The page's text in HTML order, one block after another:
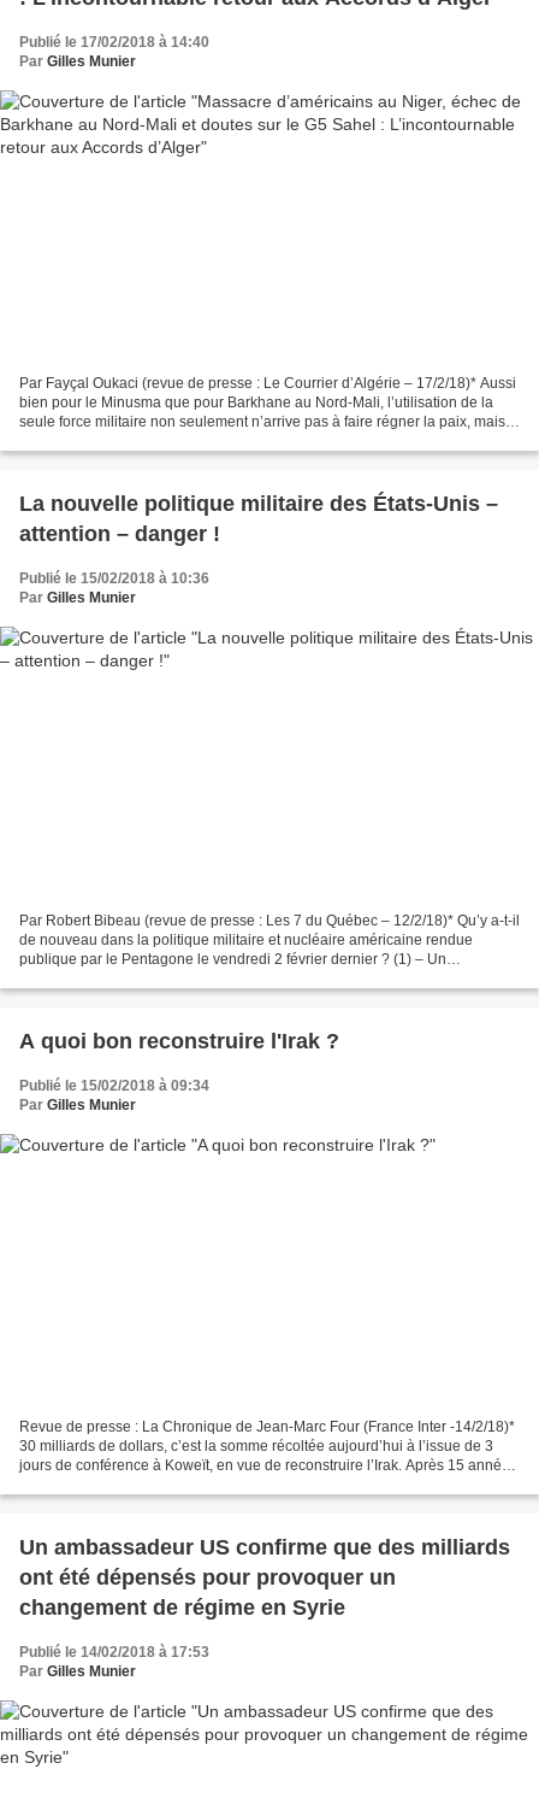
Publié le 17/02/2018 à 14:40
Par Gilles Munier
Par Fayçal Oukaci (revue de presse : Le Courrier d’Algérie – 17/2/18)* Aussi
bien pour le Minusma que pour Barkhane au Nord-Mali, l’utilisation de la
seule force militaire non seulement n’arrive pas à faire régner la paix, mais
La nouvelle politique militaire des États-Unis –
attention – danger !
Publié le 15/02/2018 à 10:36
Par Gilles Munier
Par Robert Bibeau (revue de presse : Les 7 du Québec – 12/2/18)* Qu’y a-t-il
de nouveau dans la politique militaire et nucléaire américaine rendue
publique par le Pentagone le vendredi 2 février dernier ? (1) – Un
A quoi bon reconstruire l'Irak ?
Publié le 15/02/2018 à 09:34
Par Gilles Munier
Revue de presse : La Chronique de Jean-Marc Four (France Inter -14/2/18)*
30 milliards de dollars, c’est la somme récoltée aujourd’hui à l’issue de 3
jours de conférence à Koweït, en vue de reconstruire l’Irak. Après 15 années
Un ambassadeur US confirme que des milliards
ont été dépensés pour provoquer un
changement de régime en Syrie
Publié le 14/02/2018 à 17:53
Par Gilles Munier